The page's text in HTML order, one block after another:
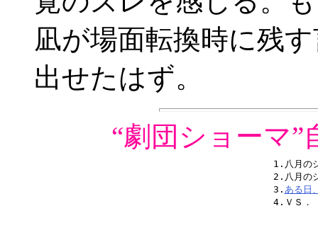
凪が場面転換時に残
出せたはず。
“劇団ショーマ
1.八月の
2.八月の
3. ある日